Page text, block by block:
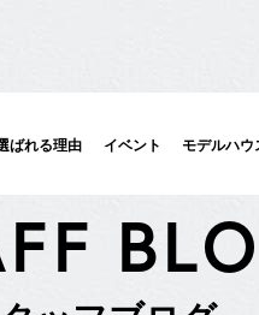
ばれる理由 イベント モデルハウ
FF BLO